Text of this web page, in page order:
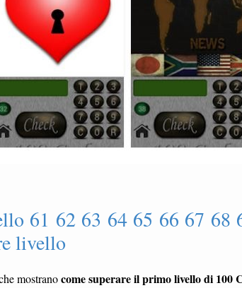
61 62 63 64 65 66 67 68
livello
mostranocome superare il primo livello di 100